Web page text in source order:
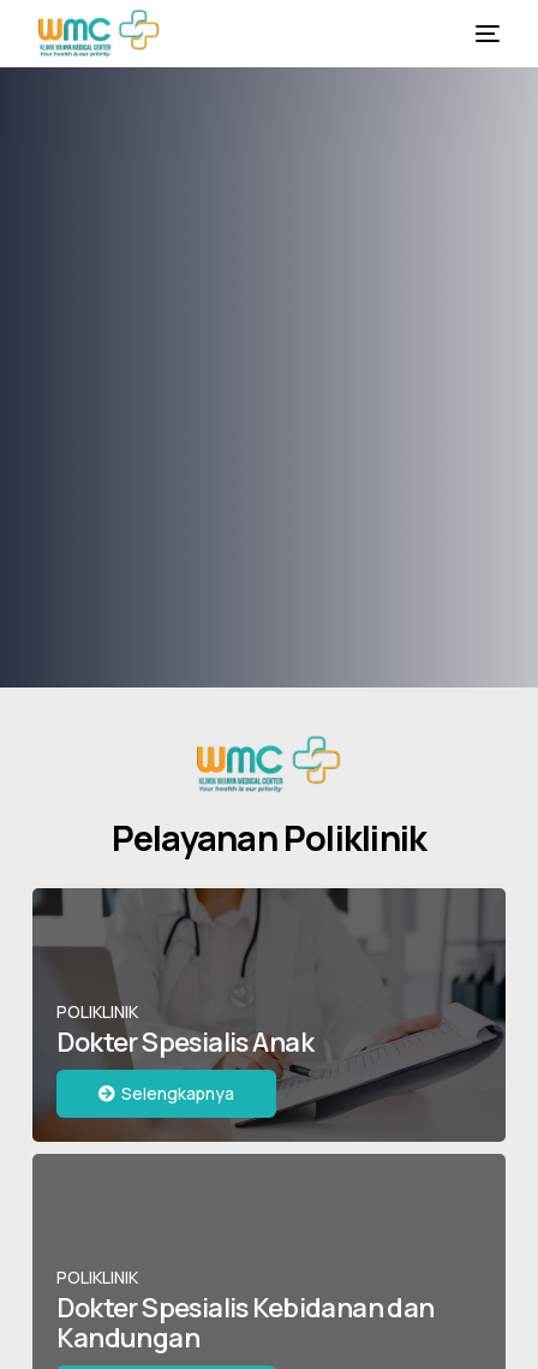
Pelayanan Poliklinik
POLIKLINIK
Dokter Spesialis Anak
Selengkapnya
POLIKLINIK
Dokter Spesialis Kebidanan dan
Kandungan